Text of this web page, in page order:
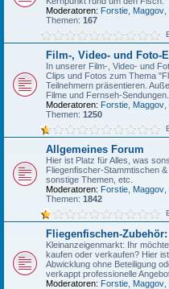
Moderatoren: Forstie Maggov
Themen: 167
Film-, Video- und Foto-
In unserer Film-, Video- und
Clips und Fotos zum Thema
Teilnehmern präsentieren.
Filme und Fernseh-Sendungen.
Moderatoren: Forstie Maggov
Themen: 1250
Allgemeines Forum
Hier ist Platz für Alles, was
Fliegenfischer-Stammtischen
sonstige Themen, etc.
Moderatoren: Forstie Maggov
Themen: 1842
Fliegenfischen-
Kleinanzeigenmarkt: Ihr
kaufen oder verkaufen? Hier
Abwicklung ohne Beteiligung
verkappt professionelle
Moderatoren: Forstie Maggov